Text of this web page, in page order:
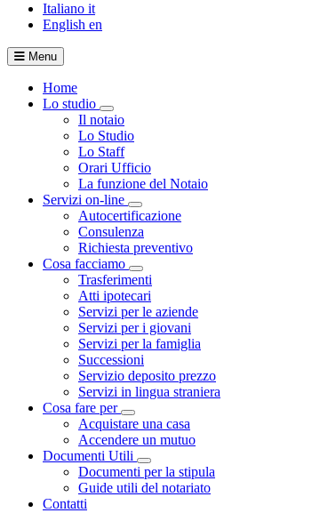
Italiano it
English en
Menu
Home
Lo studio
Visualizza menù di secondo livello
Il notaio
Lo Studio
Lo Staff
Orari Ufficio
La funzione del Notaio
Servizi on-line
Visualizza menù di secondo livello
Autocertificazione
Consulenza
Richiesta preventivo
Cosa facciamo
Visualizza menù di secondo livello
Trasferimenti
Atti ipotecari
Servizi per le aziende
Servizi per i giovani
Servizi per la famiglia
Successioni
Servizio deposito prezzo
Servizi in lingua straniera
Cosa fare per
Visualizza menù di secondo livello
Acquistare una casa
Accendere un mutuo
Documenti Utili
Visualizza menù di secondo
Documenti per la stipula
Guide utili del notariato
Contatti